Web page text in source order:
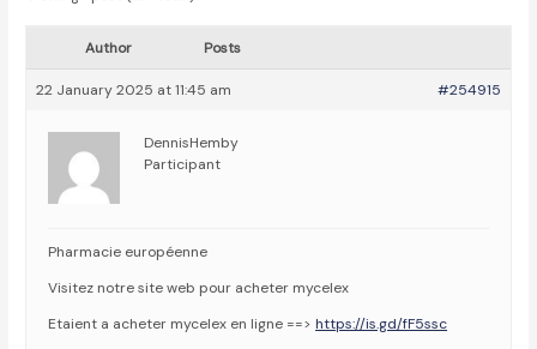
Author Posts
22 January 2025 at 11:45 am #254915
DennisHemby
Participant
Pharmacie européenne
Visitez notre site web pour acheter mycelex
Etaient a acheter mycelex en ligne ==>https://is.gd/fF5ssc